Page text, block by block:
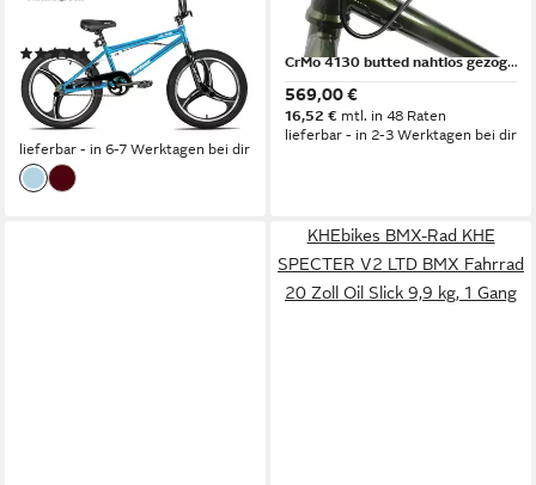
Zul. Gesamtgewicht
(1)
259,99 € 289,99 €
12,91 €mtl. in 24 Raten
-10%
lieferbar - in 6-7 Werktagen bei dir
Gänge
120 kg Zul. Gesamtgewicht
CrMo 4130 butted nahtlos gezogen
569,00 €
16,52 € mtl. in 48 Raten
lieferbar - in 2-3 Werktagen bei dir
KHEbikes BMX-Rad KHE
SPECTER V2 LTD BMX Fahrrad
20 Zoll Oil Slick 9,9 kg, 1 Gang